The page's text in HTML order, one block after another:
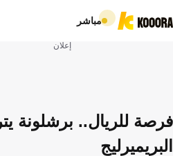
مباشر
إعلان
فرصة للريال.. برشلونة
البريميرليج